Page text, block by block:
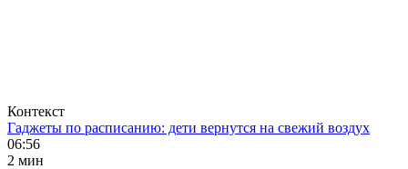
Контекст
Гаджеты по расписанию: дети вернутся на свежий воздух
06:56
2 мин